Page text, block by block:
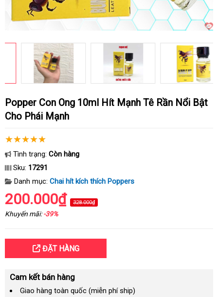
Popper Con Ong 10ml Hít Mạnh Tê Rần Nổi Bật
Cho Phái Mạnh
Tình trạng: Còn hàng
Sku: 17291
Danh mục: Chai hít kích thích Poppers
200.000₫ 328.000₫
Khuyến mãi:-39%
ĐẶT HÀNG
Cam kết bán hàng
Giao hàng toàn quốc (miễn phí ship)